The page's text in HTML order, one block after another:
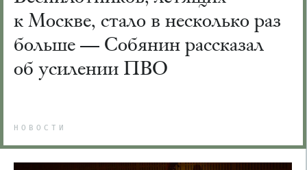
к Москве, стало в несколько раз
больше — Собянин рассказал
об усилении ПВО
НОВОСТИ